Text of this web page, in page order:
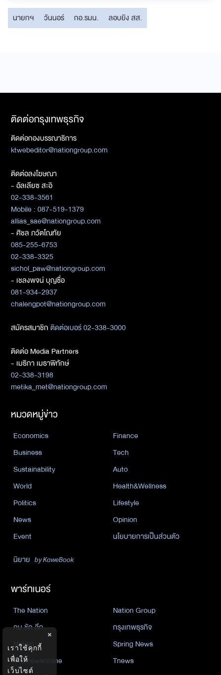
นายกฯ วันนอร์ กอ.รมน. ลอบยิง สส.
ติดต่อกรุงเทพธุรกิจ
ติดต่อกองบรรณาธิการ
ktwebeditor@nationgroup.com
ติดต่อลงโฆษณา
- อัลเลียซ สะอิ
02-338-3561
Mobile : 087-519-1379
allias_sae@nationgroup.com
- ศิชล ภวัตโณทัย
085-255-6753
02-338-3325
sichol_paw@nationgroup.com
- เชลงพจน์ บุญซื่อ
081-934-2937
chalengpot@nationgroup.com
สมัครสมาชิกติดต่อเบอร์ 02-338-3000
ติดต่อ Media Partners
- เมธิกา เมธาพิทักษ์
02-338-3198
metika_met@nationgroup.com
หมวดหมู่ข่าว
Economics
Finance
Business
Tech
Sustainability
Auto
World
Health&Wellness
Politics
Lifestyle
News
Opinion
Event
นโยบายการเป็นส่วนตัว
นิยาย by KaweBook
พาร์ทเนอร์
The Nation
Nation Group
คม ชัด ลึก
กรุงเทพธุรกิจ
Nation
Spring News
Thainewsonline
Tnews
×
เราใช้คุกกี้
เพื่อให้
เว็บไซต์